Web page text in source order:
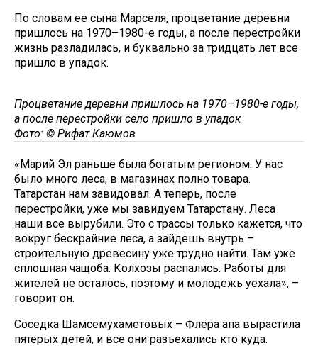
По словам ее сына Марселя, процветание деревни
пришлось на 1970–1980-е годы, а после перестройки
жизнь разладилась, и буквально за тридцать лет все
пришло в упадок.
Процветание деревни пришлось на 1970–1980-е годы,
а после перестройки село пришло в упадок
Фото: © Рифат Каюмов
«Марий Эл раньше была богатым регионом. У нас
было много леса, в магазинах полно товара.
Татарстан нам завидовал. А теперь, после
перестройки, уже мы завидуем Татарстану. Леса
наши все вырубили. Это с трассы только кажется, что
вокруг бескрайние леса, а зайдешь внутрь –
строительную древесину уже трудно найти. Там уже
сплошная чащоба. Колхозы распались. Работы для
жителей не осталось, поэтому и молодежь уехала», –
говорит он.
Соседка Шамсемухаметовых – Флера апа вырастила
пятерых детей, и все они разъехались кто куда.